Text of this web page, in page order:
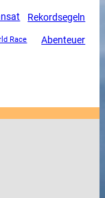
Rekordsegeln
Race Abenteuer